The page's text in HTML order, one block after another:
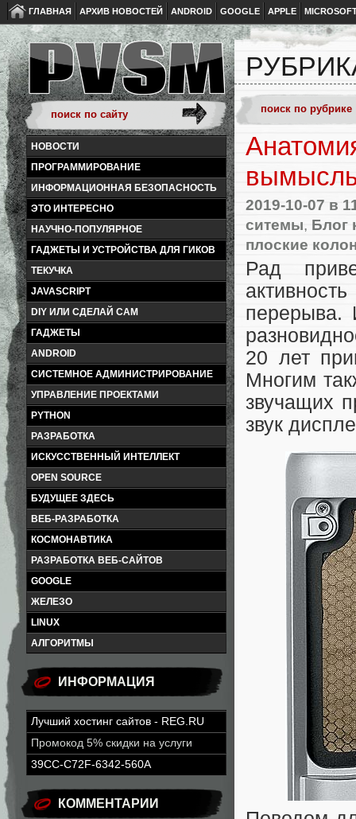
ГЛАВНАЯ АРХИВ НОВОСТЕЙ ANDROID GOOGLE APPLE
НОВОСТИ
ПРОГРАММИРОВАНИЕ
ИНФОРМАЦИОННАЯ БЕЗОПАСНОСТЬ
ЭТО ИНТЕРЕСНО
НАУЧНО-ПОПУЛЯРНОЕ
ГАДЖЕТЫ И УСТРОЙСТВА ДЛЯ ГИКОВ
ТЕКУЧКА
JAVASCRIPT
DIY ИЛИ СДЕЛАЙ САМ
ГАДЖЕТЫ
ANDROID
СИСТЕМНОЕ АДМИНИСТРИРОВАНИЕ
УПРАВЛЕНИЕ ПРОЕКТАМИ
PYTHON
РАЗРАБОТКА
ИСКУССТВЕННЫЙ ИНТЕЛЛЕКТ
OPEN SOURCE
БУДУЩЕЕ ЗДЕСЬ
ВЕБ-РАЗРАБОТКА
КОСМОНАВТИКА
РАЗРАБОТКА ВЕБ-САЙТОВ
GOOGLE
ЖЕЛЕЗО
LINUX
АЛГОРИТМЫ
ИНФОРМАЦИЯ
Лучший хостинг сайтов - REG.RU
Промокод 5% скидки на услуги
39CC-C72F-6342-560A
КОММЕНТАРИИ
2019-10-07 в
ситемы, Блог
плоские
Рад
перерыва.
20 лет
Многим
звучащих
звук